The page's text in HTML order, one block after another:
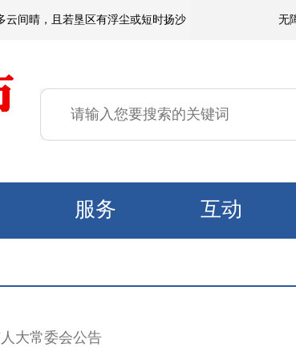
间晴，且若垦区有浮尘或短时扬沙，偏东区域有微到 无
服务 互动
大常委会公告